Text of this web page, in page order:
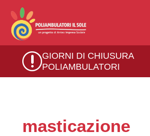
rGIORNI DI CHIUSURA
POLIAMBULATORI
masticazione